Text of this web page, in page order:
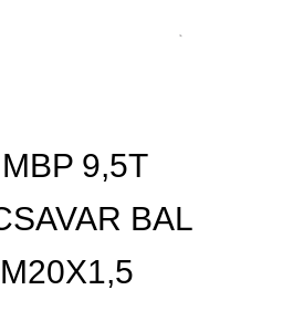
9,5T
BAL